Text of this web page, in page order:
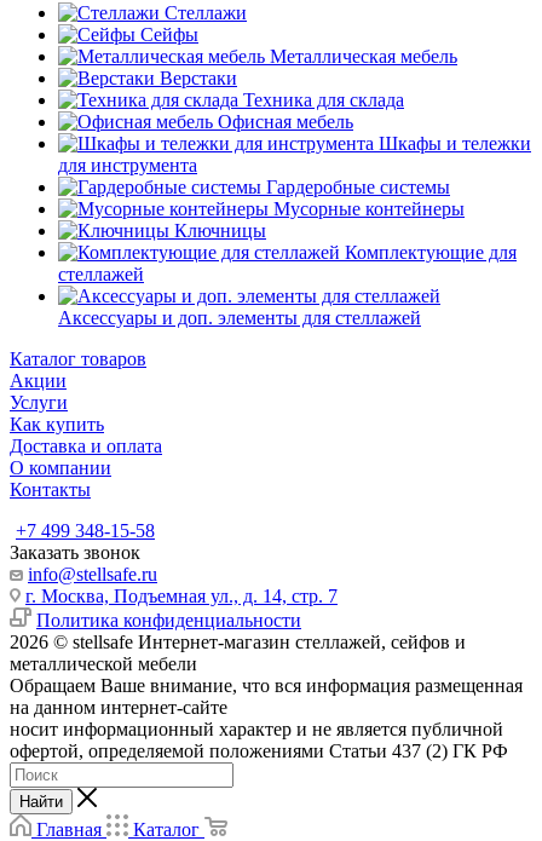
Стеллажи
Сейфы
Металлическая мебель
Верстаки
Техника для склада
Офисная мебель
Шкафы и тележки
для инструмента
Гардеробные системы
Мусорные контейнеры
Ключницы
Комплектующие для
стеллажей
Аксессуары и доп. элементы для стеллажей
Каталог товаров
Акции
Услуги
Как купить
Доставка и оплата
О компании
Контакты
+7 499 348-15-58
Заказать звонок
info@stellsafe.ru
г. Москва, Подъемная ул., д. 14, стр. 7
Политика конфиденциальности
2026 © stellsafe Интернет-магазин стеллажей, сейфов и
металлической мебели
Обращаем Ваше внимание, что вся информация размещенная
на данном интернет-сайте
носит информационный характер и не является публичной
офертой, определяемой положениями Статьи 437 (2) ГК РФ
Найти
Главная
Каталог